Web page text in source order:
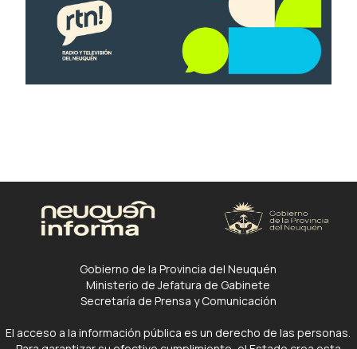
Gobierno de la Provincia del Neuquén
Ministerio de Jefatura de Gabinete
Secretaría de Prensa y Comunicación
El acceso a la información pública es un derecho de las personas.